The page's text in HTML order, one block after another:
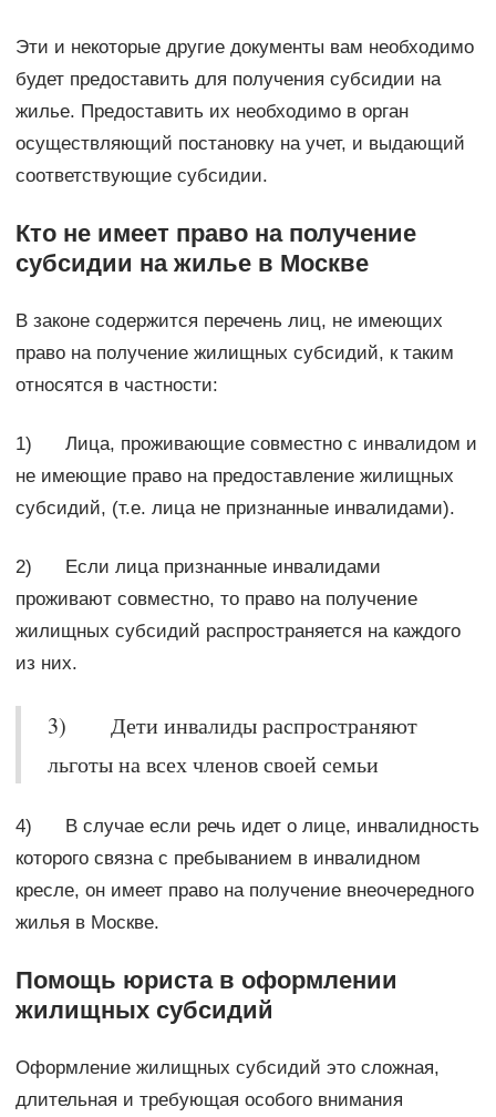
Эти и некоторые другие документы вам необходимо
будет предоставить для получения субсидии на
жилье. Предоставить их необходимо в орган
осуществляющий постановку на учет, и выдающий
соответствующие субсидии.
Кто не имеет право на получение
субсидии на жилье в Москве
В законе содержится перечень лиц, не имеющих
право на получение жилищных субсидий, к таким
относятся в частности:
1) Лица, проживающие совместно с инвалидом и
не имеющие право на предоставление жилищных
субсидий, (т.е. лица не признанные инвалидами).
2) Если лица признанные инвалидами
проживают совместно, то право на получение
жилищных субсидий распространяется на каждого
из них.
3) Дети инвалиды распространяют
льготы на всех членов своей семьи
4) В случае если речь идет о лице, инвалидность
которого связна с пребыванием в инвалидном
кресле, он имеет право на получение внеочередного
жилья в Москве.
Помощь юриста в оформлении
жилищных субсидий
Оформление жилищных субсидий это сложная,
длительная и требующая особого внимания